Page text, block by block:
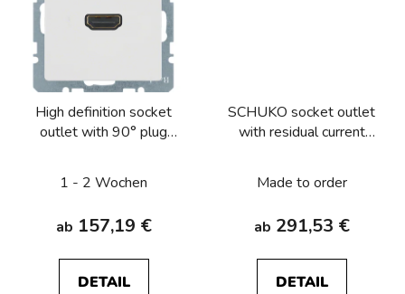
High definition socket
outlet with 90° plug
1 - 2 Wochen
ab 157,19 €
DETAIL
SCHUKO socket outlet
with residual current
Made to order
ab 291,53 €
DETAIL